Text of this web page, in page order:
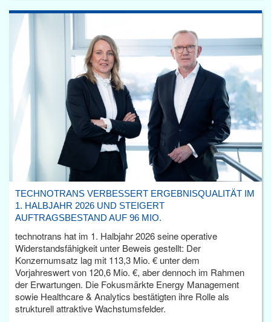
TECHNOTRANS VERBESSERT ERGEBNISQUALITÄT IM
1. HALBJAHR 2026 UND STEIGERT
AUFTRAGSBESTAND AUF 96 MIO.
technotrans hat im 1. Halbjahr 2026 seine operative
Widerstandsfähigkeit unter Beweis gestellt: Der
Konzernumsatz lag mit 113,3 Mio. € unter dem
Vorjahreswert von 120,6 Mio. €, aber dennoch im Rahmen
der Erwartungen. Die Fokusmärkte Energy Management
sowie Healthcare & Analytics bestätigten ihre Rolle als
strukturell attraktive Wachstumsfelder.